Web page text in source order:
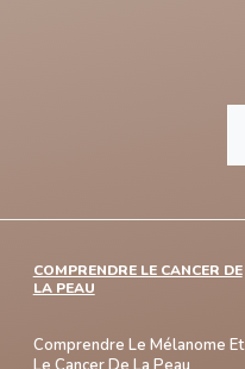
COMPRENDRE LE CANCER DE
LA PEAU
Comprendre Le Mélanome Et